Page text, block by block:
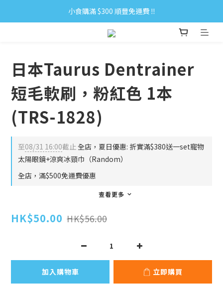
小食購滿 $300 順豐免運費 ‼
小食購滿 $300 順豐免運費 ‼
全單購滿 $500 免運費 ♥︎ 會員積分回贈 $1＝1Pt.
日本Taurus Dentrainer
短毛軟刷，粉紅色 1本
(TRS-1828)
至08/31 16:00截止全店，夏日優惠: 折實滿$380送一set寵物
太陽眼鏡+涼爽冰頸巾（Random）
全店，滿$500免運費優惠
查看更多
HK$50.00 HK$56.00
加入購物車 立即購買